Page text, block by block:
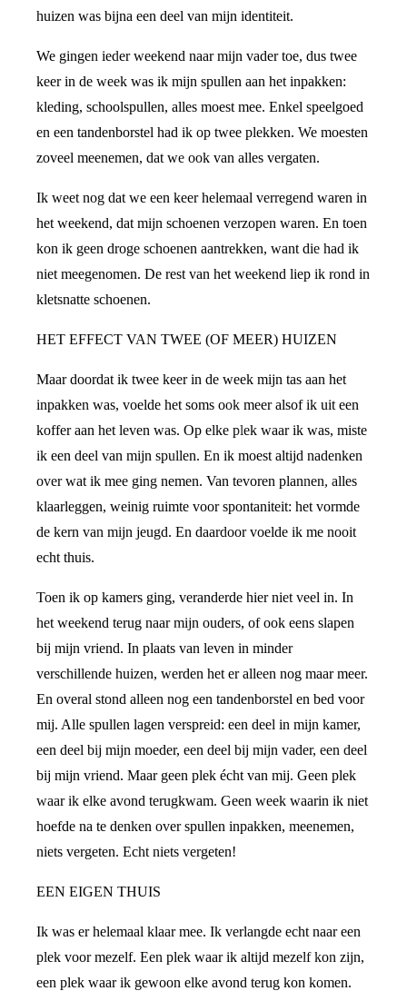
huizen was bijna een deel van mijn identiteit.
We gingen ieder weekend naar mijn vader toe, dus twee
keer in de week was ik mijn spullen aan het inpakken:
kleding, schoolspullen, alles moest mee. Enkel speelgoed
en een tandenborstel had ik op twee plekken. We moesten
zoveel meenemen, dat we ook van alles vergaten.
Ik weet nog dat we een keer helemaal verregend waren in
het weekend, dat mijn schoenen verzopen waren. En toen
kon ik geen droge schoenen aantrekken, want die had ik
niet meegenomen. De rest van het weekend liep ik rond in
kletsnatte schoenen.
HET EFFECT VAN TWEE (OF MEER) HUIZEN
Maar doordat ik twee keer in de week mijn tas aan het
inpakken was, voelde het soms ook meer alsof ik uit een
koffer aan het leven was. Op elke plek waar ik was, miste
ik een deel van mijn spullen. En ik moest altijd nadenken
over wat ik mee ging nemen. Van tevoren plannen, alles
klaarleggen, weinig ruimte voor spontaniteit: het vormde
de kern van mijn jeugd. En daardoor voelde ik me nooit
echt thuis.
Toen ik op kamers ging, veranderde hier niet veel in. In
het weekend terug naar mijn ouders, of ook eens slapen
bij mijn vriend. In plaats van leven in minder
verschillende huizen, werden het er alleen nog maar meer.
En overal stond alleen nog een tandenborstel en bed voor
mij. Alle spullen lagen verspreid: een deel in mijn kamer,
een deel bij mijn moeder, een deel bij mijn vader, een deel
bij mijn vriend. Maar geen plek écht van mij. Geen plek
waar ik elke avond terugkwam. Geen week waarin ik niet
hoefde na te denken over spullen inpakken, meenemen,
niets vergeten. Echt niets vergeten!
EEN EIGEN THUIS
Ik was er helemaal klaar mee. Ik verlangde echt naar een
plek voor mezelf. Een plek waar ik altijd mezelf kon zijn,
een plek waar ik gewoon elke avond terug kon komen.